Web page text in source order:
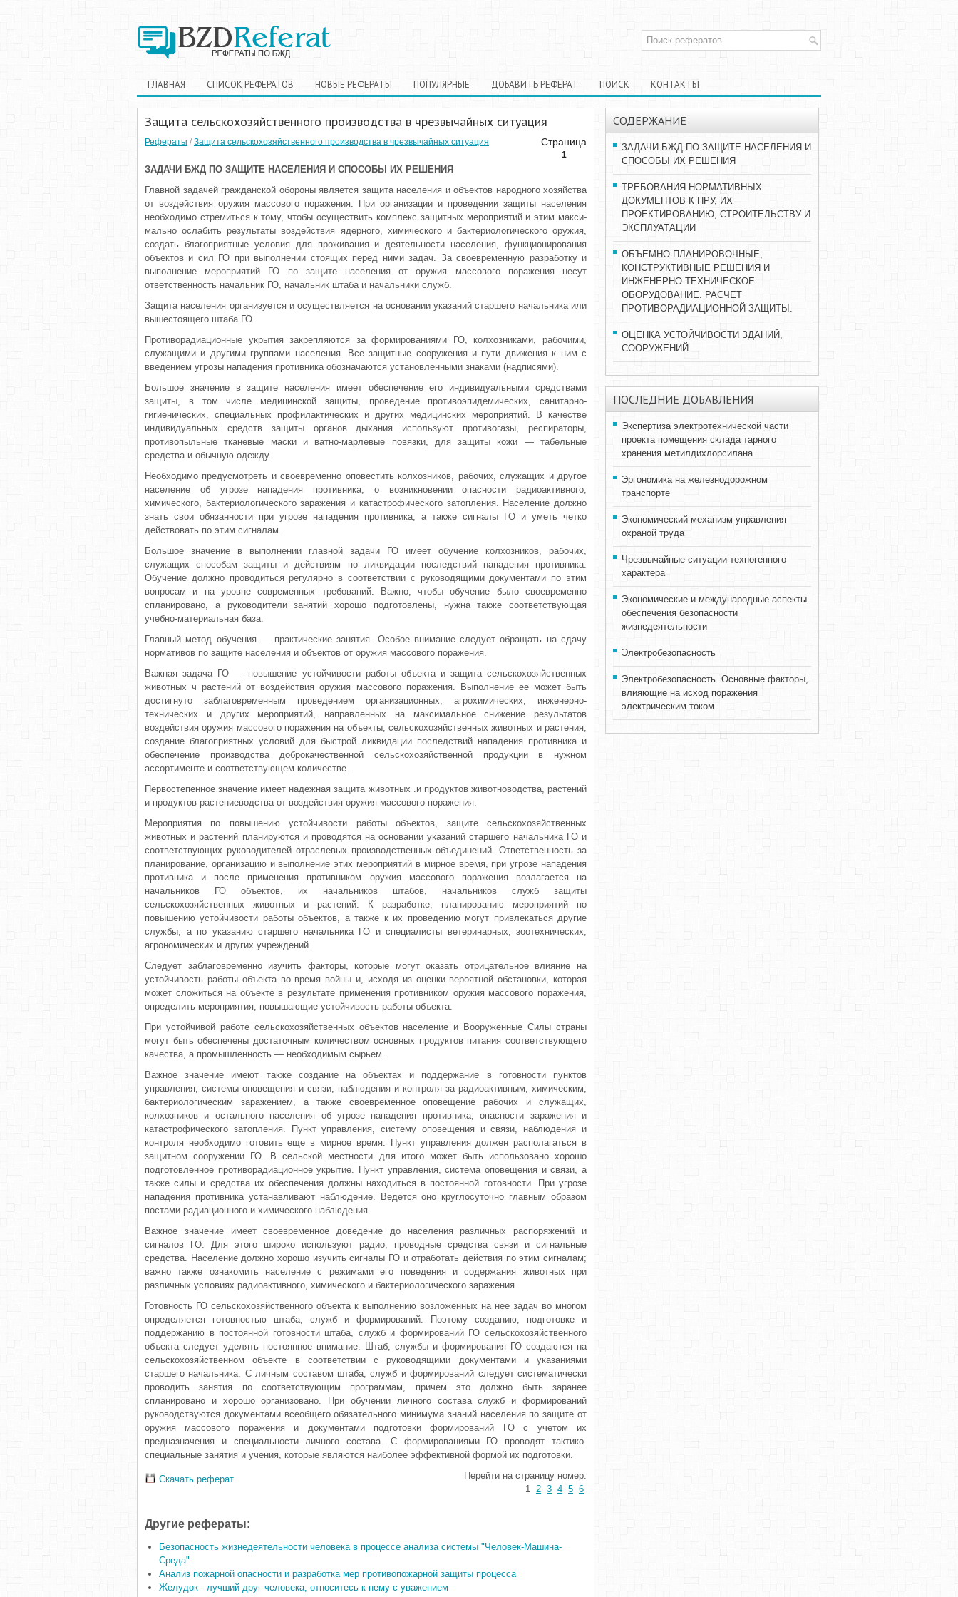
ГЛАВНАЯ СПИСОК РЕФЕРАТОВ НОВЫЕ РЕФЕРАТЫ ПОПУЛЯРНЫЕ ДОБАВИТЬ РЕФЕРАТ ПОИСК КОНТАКТЫ
Защита сельскохозяйственного производства в чрезвычайных ситуация
Страница
1
Рефераты / Защита сельскохозяйственного производства в чрезвычайных ситуация
ЗАДАЧИ БЖД ПО ЗАЩИТЕ НАСЕЛЕНИЯ И СПОСОБЫ ИХ РЕШЕНИЯ
Главной задачей граждан­ской обороны является защита населения и объектов народного хозяйства
от воздействия оружия массового поражения. При организа­ции и проведении защиты населения
необходимо стремиться к тому, чтобы осуществить комплекс защитных мероприятий и этим макси­
мально ослабить результаты воздействия ядерного, химического и бактериологического оружия,
создать благоприятные условия для про­живания и деятельности населения, функционирования
объектов и сил ГО при выполнении стоящих перед ними задач. За своевременную раз­работку и
выполнение мероприятий ГО по защите населения от оружия массового поражения несут
ответственность начальник ГО, начальник штаба и начальники служб.
Защита населения организуется и осуществляется на основании ука­заний старшего начальника или
вышестоящего штаба ГО.
Противорадиационные укрытия закрепляются за формированиями ГО, колхозниками, рабочими,
служащими и другими группами насе­ления. Все защитные сооружения и пути движения к ним с
введением угрозы нападения противника обозначаются установленными знаками (надписями).
Большое значение в защите населения имеет обеспечение его индивидуальными средствами
защиты, в том числе медицинской защиты, проведение противоэпидемических, санитарно-
гигиенических, специальных профилактических и других медицинских мероприятий. В качестве
индивидуальных средств защиты органов дыхания используют противогазы, респираторы,
противопыльные тканевые маски и ватно-марлевые повязки, для защиты кожи — табельные
средства и обычную одежду.
Необходимо предусмотреть и своевременно оповестить колхозни­ков, рабочих, служащих и другое
население об угрозе нападения против­ника, о возникновении опасности радиоактивного,
химического, бакте­риологического заражения и катастрофического затопления. Население должно
знать свои обязанности при угрозе нападения противника, а также сигналы ГО и уметь четко
действовать по этим сигналам.
Большое значение в выполнении главной задачи ГО имеет обучение колхозников, рабочих,
служащих способам защиты и действиям по ликвидации последствий нападения противника.
Обучение должно проводиться регулярно в соответствии с руководящими документами по этим
вопросам и на уровне современных требований. Важно, чтобы обучение было своевременно
спланировано, а руководители занятий хорошо подготовлены, нужна также соответствующая
учебно-мате­риальная база.
Главный метод обучения — практические занятия. Особое внима­ние следует обращать на сдачу
нормативов по защите населения и объектов от оружия массового поражения.
Важная задача ГО — повышение устойчивости работы объекта и защита сельскохозяйственных
животных ч растений от воздействия оружия массового поражения. Выполнение ее может быть
достигнуто заблаговременным проведением организационных, агрохимических, инженерно-
технических и других мероприятий, направленных на макси­мальное снижение результатов
воздействия оружия массового пораже­ния на объекты, сельскохозяйственных животных и растения,
создание благоприятных условий для быстрой ликвидации последствий нападе­ния противника и
обеспечение производства доброкачественной сель­скохозяйственной продукции в нужном
ассортименте и соответствую­щем количестве.
Первостепенное значение имеет надежная защита животных .и продуктов животноводства, растений
и продуктов растениеводства от воздействия оружия массового поражения.
Мероприятия по повышению устойчивости работы объектов, защи­те сельскохозяйственных
животных и растений планируются и прово­дятся на основании указаний старшего начальника ГО и
соответствую­щих руководителей отраслевых производственных объединений. Ответ­ственность за
планирование, организацию и выполнение этих меро­приятий в мирное время, при угрозе нападения
противника и после применения противником оружия массового поражения возлагается на
начальников ГО объектов, их начальников штабов, начальников служб защиты
сельскохозяйственных животных и растений. К разработке, планированию мероприятий по
повышению устойчивости работы объектов, а также к их проведению могут привлекаться другие
службы, а по указанию старшего начальника ГО и специалисты ветеринарных, зоотехнических,
агрономических и других учреждений.
Следует заблаговременно изучить факторы, которые могут оказать отрицательное влияние на
устойчивость работы объекта во время войны и, исходя из оценки вероятной обстановки, которая
может сло­житься на объекте в результате применения противником оружия мас­сового поражения,
определить мероприятия, повышающие устойчи­вость работы объекта.
При устойчивой работе сельскохозяйственных объектов население и Вооруженные Силы страны
могут быть обеспечены достаточным ко­личеством основных продуктов питания соответствующего
качества, а промышленность — необходимым сырьем.
Важное значение имеют также создание на объектах и поддержание в готовности пунктов
управления, системы оповещения и связи, наблюдения и контроля за радиоактивным, химическим,
бактериологическим заражением, а также своевременное оповещение рабочих и служащих,
колхозников и остального населения об угрозе нападения противника, опасности заражения и
катастрофического затопления. Пункт управления, систему оповещения и связи, наблюдения и
контроля необходимо готовить еще в мирное время. Пункт управления должен располагаться в
защитном сооружении ГО. В сельской местности для итого может быть использовано хорошо
подготовленное противорадиационное укрытие. Пункт управления, система оповещения и связи, а
также силы и средства их обеспечения должны находиться в постоянной готовности. При угрозе
нападения противника устанавливают наблюдение. Ведется оно круглосуточно главным образом
постами радиационного и хими­ческого наблюдения.
Важное значение имеет своевременное доведение до населения раз­личных распоряжений и
сигналов ГО. Для этого широко используют радио, проводные средства связи и сигнальные
средства. Население должно хорошо изучить сигналы ГО и отработать действия по этим сигналам;
важно также ознакомить население с режимами его поведе­ния и содержания животных при
различных условиях радиоактивного, химического и бактериологического заражения.
Готовность ГО сельскохозяйственного объекта к выполнению воз­ложенных на нее задач во многом
определяется готовностью штаба, служб и формирований. Поэтому созданию, подготовке и
поддержа­нию в постоянной готовности штаба, служб и формирований ГО сель­скохозяйственного
объекта следует уделять постоянное внимание. Штаб, службы и формирования ГО создаются на
сельскохозяйственном объекте в соответствии с руководящими документами и указаниями
старшего начальника. С личным составом штаба, служб и формирова­ний следует систематически
проводить занятия по соответствующим программам, причем это должно быть заранее
спланировано и хорошо организовано. При обучении личного состава служб и формирований
руководствуются документами всеобщего обязательного минимума знаний населения по защите от
оружия массового поражения и докумен­тами подготовки формирований ГО с учетом их
предназначения и спе­циальности личного состава. С формированиями ГО проводят тактико-
специальные занятия и учения, которые являются наиболее эффектив­ной формой их подготовки.
Скачать реферат
Перейти на страницу номер:
1 2 3 4 5 6
Другие рефераты:
Безопасность жизнедеятельности человека в процессе анализа системы "Человек-Машина-
Среда"
Анализ пожарной опасности и разработка мер противопожарной защиты процесса
Желудок - лучший друг человека, относитесь к нему с уважением
СОДЕРЖАНИЕ
ЗАДАЧИ БЖД ПО ЗАЩИТЕ НАСЕЛЕНИЯ И
СПОСОБЫ ИХ РЕШЕНИЯ
ТРЕБОВАНИЯ НОРМАТИВНЫХ
ДОКУМЕНТОВ К ПРУ, ИХ
ПРОЕКТИРОВАНИЮ, СТРОИТЕЛЬСТВУ И
ЭКСПЛУАТАЦИИ
ОБЪЕМНО-ПЛАНИРОВОЧНЫЕ,
КОНСТРУКТИВНЫЕ РЕШЕНИЯ И
ИНЖЕНЕРНО-ТЕХНИЧЕСКОЕ
ОБОРУДОВАНИЕ. РАСЧЕТ
ПРОТИВОРАДИАЦИОННОЙ ЗАЩИТЫ.
ОЦЕНКА УСТОЙЧИВОСТИ ЗДАНИЙ,
СООРУЖЕНИЙ
ПОСЛЕДНИЕ ДОБАВЛЕНИЯ
Экспертиза электротехнической части
проекта помещения склада тарного
хранения метилдихлорсилана
Эргономика на железнодорожном
транспорте
Экономический механизм управления
охраной труда
Чрезвычайные ситуации техногенного
характера
Экономические и международные аспекты
обеспечения безопасности
жизнедеятельности
Электробезопасность
Электробезопасность. Основные факторы,
влияющие на исход поражения
электрическим током